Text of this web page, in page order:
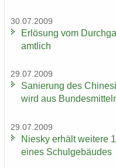
30.07.2009
Er­lö­sung vom
amt­lich
29.07.2009
Sa­nie­rung des
wird aus
29.07.2009
Nies­ky er­hält wei­te­re
eines Schul­ge­bäu­des